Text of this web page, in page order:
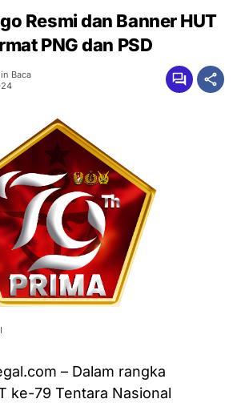
Resmi dan Banner HUT
PNG dan PSD
Baca
– Dalam rangka
ke-79 Tentara Nasional